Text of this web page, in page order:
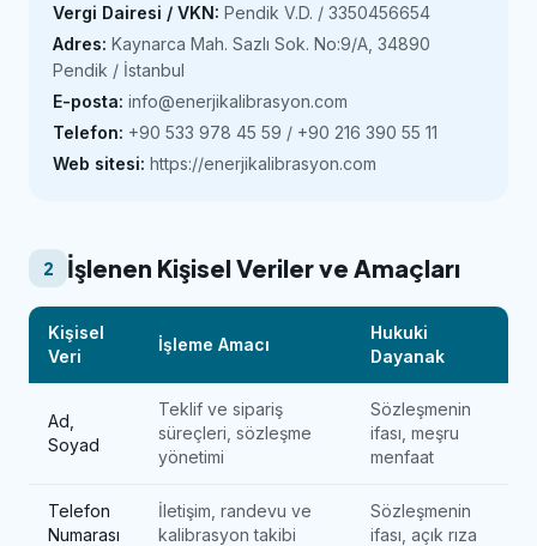
Vergi Dairesi / VKN: Pendik V.D. / 3350456654
Adres: Kaynarca Mah. Sazlı Sok. No:9/A, 34890
Pendik / İstanbul
E-posta: info@enerjikalibrasyon.com
Telefon: +90 533 978 45 59 / +90 216 390 55 11
Web sitesi: https://enerjikalibrasyon.com
2 İşlenen Kişisel Veriler ve Amaçları
Kişisel
Veri
İşleme Amacı
Hukuki
Dayanak
Ad,
Soyad
Teklif ve sipariş
süreçleri, sözleşme
yönetimi
Sözleşmenin
ifası, meşru
menfaat
Telefon
Numarası
İletişim, randevu ve
kalibrasyon takibi
Sözleşmenin
ifası, açık rıza